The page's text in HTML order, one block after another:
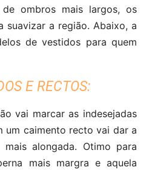
ombros mais largos, os
suavizar a região. Abaixo, a
de vestidos para quem
E RECTOS:
vai marcar as indesejadas
um caimento recto vai dar a
alongada. Otimo para
mais margra e aquela